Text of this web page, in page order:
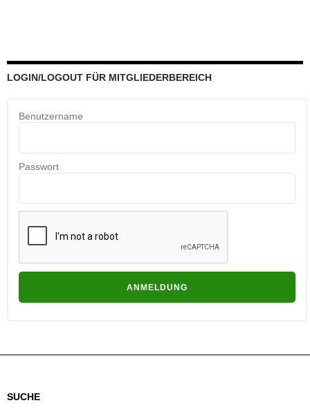
LOGIN/LOGOUT FÜR MITGLIEDERBEREICH
Benutzername
Passwort
SUCHE